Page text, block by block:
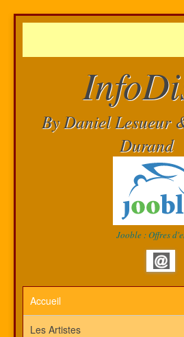
By Daniel Lesueur
Durand
Jooble : Offres
Accueil
Les Artistes